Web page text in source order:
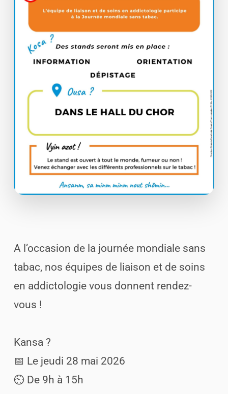
A l’occasion de la journée mondiale sans
tabac, nos équipes de liaison et de soins
en addictologie vous donnent rendez-
vous !
Kansa ?
📅 Le jeudi 28 mai 2026
⏲️ De 9h à 15h